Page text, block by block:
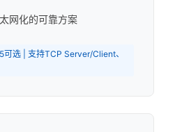
网化的可靠方案
选 | 支持TCP Server/Client、